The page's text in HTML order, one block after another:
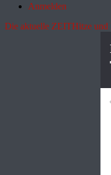
Anmelden
Die aktuelle ZEITHitze und